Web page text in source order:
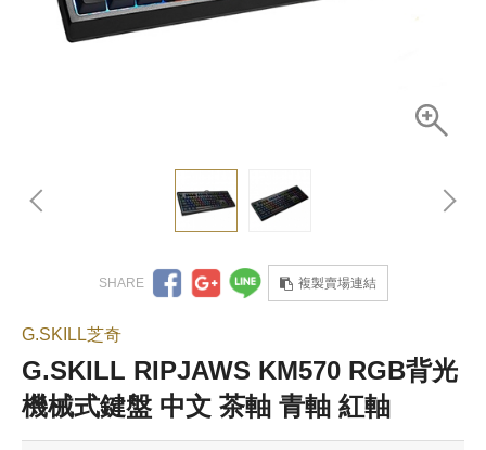
複製賣場連結
G.SKILL芝奇
G.SKILL RIPJAWS KM570 RGB背光
機械式鍵盤 中文 茶軸 青軸 紅軸